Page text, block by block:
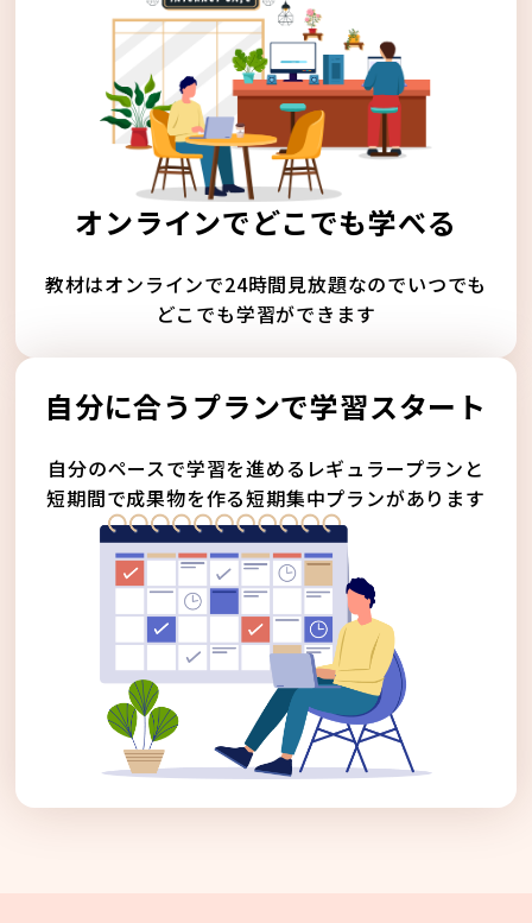
オンラインでどこでも学べる
教材はオンラインで24時間見放題なのでいつでも
どこでも学習ができます
自分に合うプランで学習スタート
自分のペースで学習を進めるレギュラープランと
短期間で成果物を作る短期集中プランがあります